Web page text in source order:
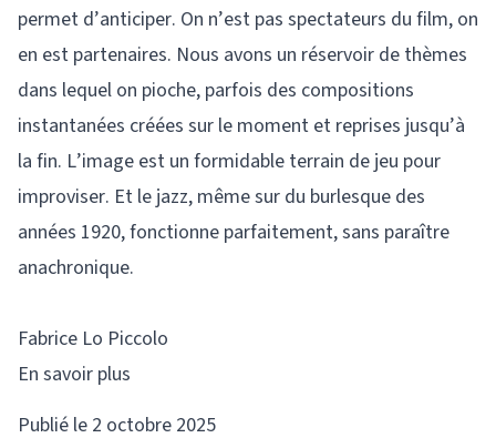
permet d’anticiper. On n’est pas spectateurs du film, on
en est partenaires. Nous avons un réservoir de thèmes
dans lequel on pioche, parfois des compositions
instantanées créées sur le moment et reprises jusqu’à
la fin. L’image est un formidable terrain de jeu pour
improviser. Et le jazz, même sur du burlesque des
années 1920, fonctionne parfaitement, sans paraître
anachronique.
Fabrice Lo Piccolo
En savoir plus
Publié le 2 octobre 2025